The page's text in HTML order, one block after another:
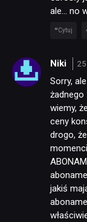
ale… no
Cytuj
Niki
Sorry,
żadnego
wiemy,
ceny
drogo,
jakiś